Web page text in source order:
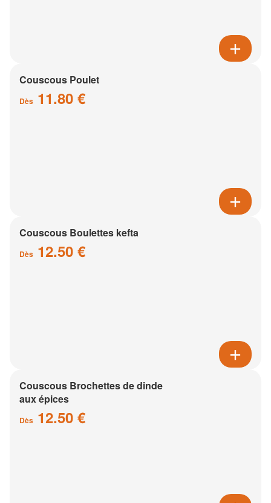
Couscous Poulet
Dès 11.80 €
Couscous Boulettes kefta
Dès 12.50 €
Couscous Brochettes de dinde
aux épices
Dès 12.50 €